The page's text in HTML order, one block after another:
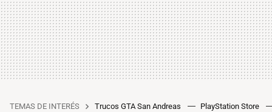
TEMAS DE INTERÉS Trucos GTA San Andreas PlayStation Store